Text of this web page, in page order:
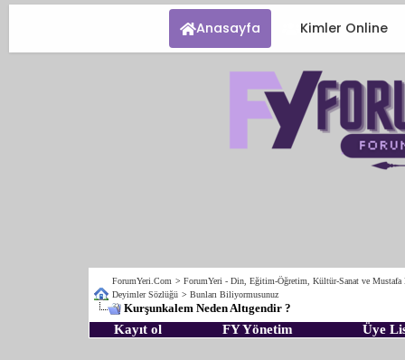
Anasayfa Kimler Online
ForumYeri.Com > ForumYeri - Din, Eğitim-Öğretim, Kültür-Sanat ve Mustafa
Deyimler Sözlüğü > Bunları Biliyormusunuz
Kurşunkalem Neden Altıgendir ?
Kayıt ol FY Yönetim Üye